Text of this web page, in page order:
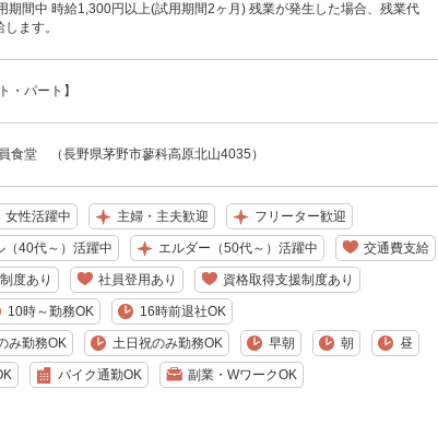
期間中 時給1,300円以上(試用期間2ヶ月) 残業が発生した場合、残業代
ます。
・パート】
食堂 （長野県茅野市蓼科高原北山4035）
女性活躍中 主婦・主夫歓迎 フリーター歓迎
（40代～）活躍中 エルダー（50代～）活躍中 交通費支給
度あり 社員登用あり 資格取得支援制度あり
10時～勤務OK 16時前退社OK
み勤務OK 土日祝のみ勤務OK 早朝 朝 昼
バイク通勤OK 副業・WワークOK